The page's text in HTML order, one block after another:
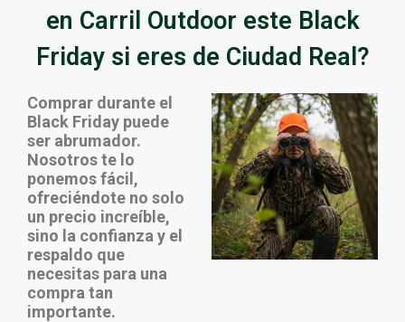
en Carril Outdoor este Black
Friday si eres de Ciudad Real?
Comprar durante el
Black Friday puede
ser abrumador.
Nosotros te lo
ponemos fácil,
ofreciéndote no solo
un precio increíble,
sino la confianza y el
respaldo que
necesitas para una
compra tan
importante.